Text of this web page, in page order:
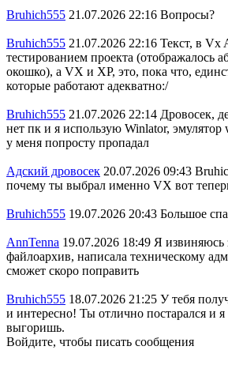
Bruhich555 21.07.2026 22:16 Вопросы?
Bruhich555 21.07.2026 22:16 Текст, в Vx
тестированием проекта (отображалось
окошко), а VX и XP, это, пока что,
которые работают адекватно:/
Bruhich555 21.07.2026 22:14 Дровосек,
нет пк и я использую Winlator,
у меня попросту пропадал
Адский дровосек 20.07.2026 09:43
почему ты выбрал именно VX вот
Bruhich555 19.07.2026 20:43 Большое
AnnTenna 19.07.2026 18:49 Я извиняюсь
файлоархив, написала техническому
сможет скоро поправить
Bruhich555 18.07.2026 21:25 У тебя
и интересно! Ты отлично постарался и
выгоришь.
Войдите, чтобы писать сообщения